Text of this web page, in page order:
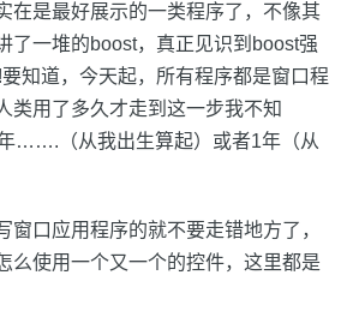
在是最好展示的一类程序了，不像其
了一堆的boost，真正见识到boost强
知道，今天起，所有程序都是窗口程
类用了多久才走到这一步我不知
…….（从我出生算起）或者1年（从
窗口应用程序的就不要走错地方了，
么使用一个又一个的控件，这里都是